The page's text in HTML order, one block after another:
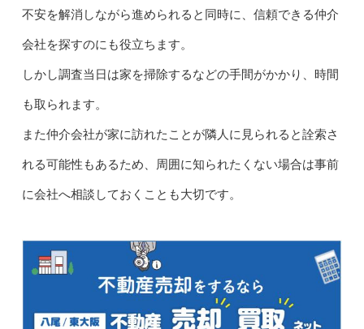
不安を解消しながら進められると同時に、信頼できる仲介
会社を探すのにも役立ちます。
しかし調査当日は家を掃除するなどの手間がかかり、時間
も取られます。
また仲介会社が家に訪れたことが隣人に見られると詮索さ
れる可能性もあるため、周囲に知られたくない場合は事前
に会社へ相談しておくことも大切です。